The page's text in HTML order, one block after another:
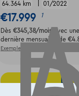
64.364 km 01/2022
€17.999 1
Dès €345,38/mois
avec une
dernière mensualité de
Exemple chiffré complet